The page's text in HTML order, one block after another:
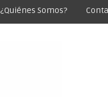
¿Quiénes Somos?